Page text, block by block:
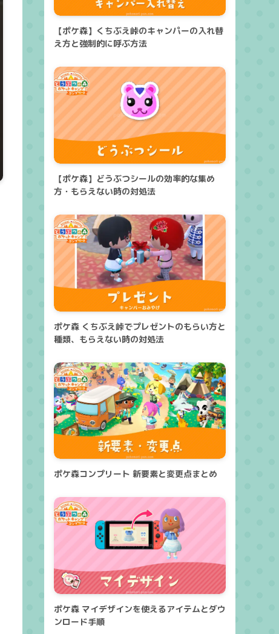
【ポケ森】くちぶえ峠のキャンパーの入れ替
え方と強制的に呼ぶ方法
【ポケ森】どうぶつシールの効率的な集め
方・もらえない時の対処法
ポケ森 くちぶえ峠でプレゼントのもらい方と
種類、もらえない時の対処法
ポケ森コンプリート 新要素と変更点まとめ
ポケ森 マイデザインを使えるアイテムとダウ
ンロード手順